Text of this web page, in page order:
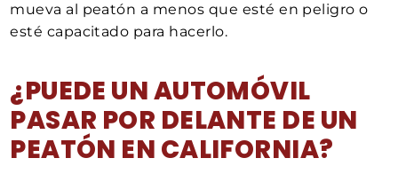
mueva al peatón a menos que esté en peligro o
esté capacitado para hacerlo.
¿PUEDE UN AUTOMÓVIL
PASAR POR DELANTE DE UN
PEATÓN EN CALIFORNIA?